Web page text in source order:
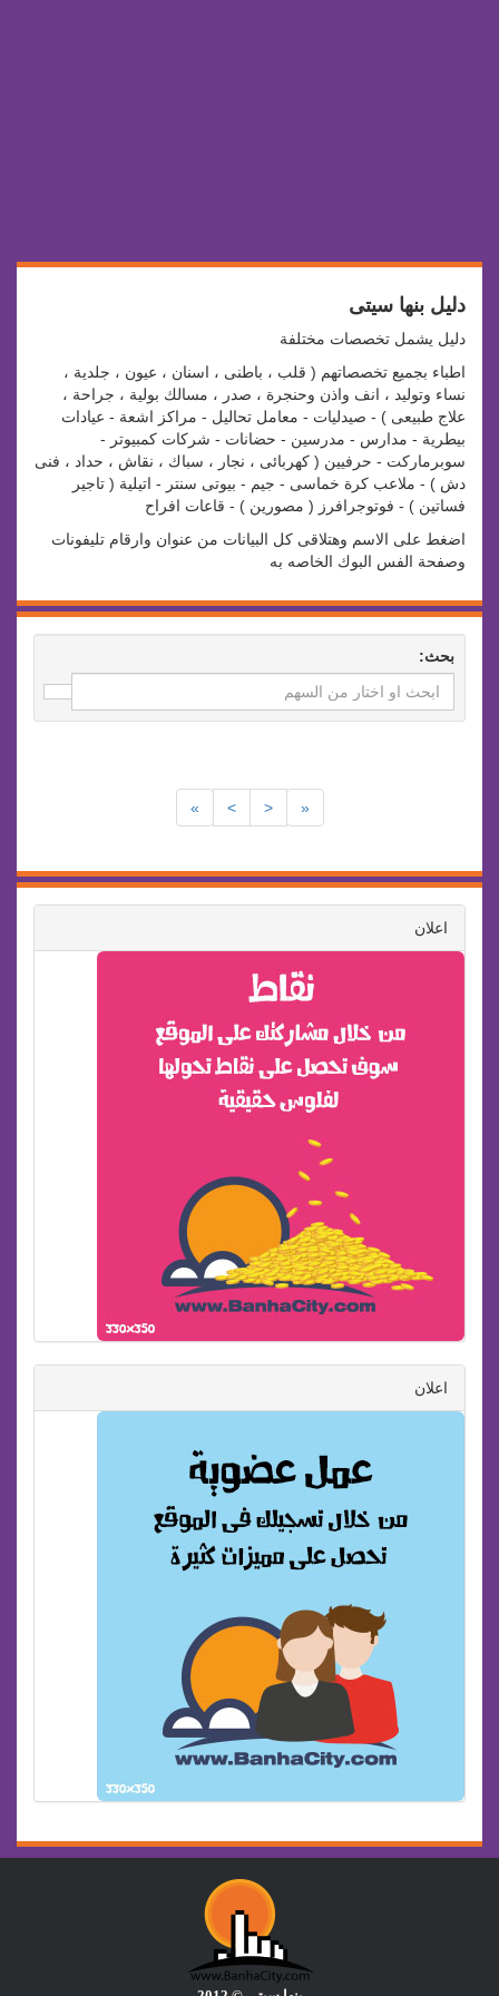
دليل بنها سيتى
دليل يشمل تخصصات مختلفة
اطباء بجميع تخصصاتهم ( قلب ، باطنى ، اسنان ، عيون ، جلدية ،
نساء وتوليد ، انف واذن وحنجرة ، صدر ، مسالك بولية ، جراحة ،
علاج طبيعى ) - صيدليات - معامل تحاليل - مراكز اشعة - عيادات
بيطرية - مدارس - مدرسين - حضانات - شركات كمبيوتر -
سوبرماركت - حرفيين ( كهربائى ، نجار ، سباك ، نقاش ، حداد ، فنى
دش ) - ملاعب كرة خماسى - جيم - بيوتى سنتر - اتيلية ( تاجير
فساتين ) - فوتوجرافرز ( مصورين ) - قاعات افراح
اضغط على الاسم وهتلاقى كل البيانات من عنوان وارقام تليفونات
وصفحة الفس البوك الخاصه به
بحث:
«
<
>
»
اعلان
اعلان